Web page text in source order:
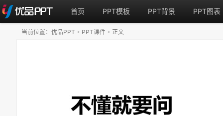
首页 PPT模板 PPT背景 PPT图表
当前位置： 优品PPT > PPT课件 > 正文